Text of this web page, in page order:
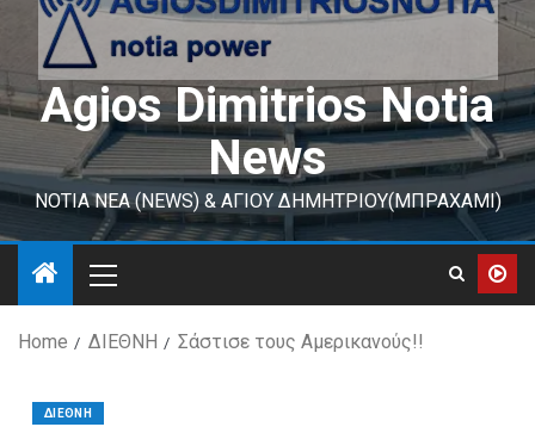
Agios Dimitrios Notia
News
ΝΟΤΙΑ ΝΕΑ (NEWS) & ΑΓΙΟΥ ΔΗΜΗΤΡΙΟΥ(ΜΠΡΑΧΑΜΙ)
Home ΔΙΕΘΝΗ Σάστισε τους Αμερικανούς!!
ΔΙΕΘΝΗ